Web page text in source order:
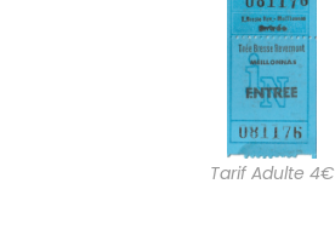
Tarif Adulte 4€